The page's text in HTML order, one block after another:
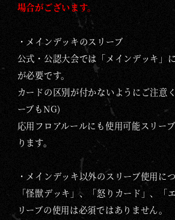
場合がございます。
・メインデッキのスリーブ
公式・公認大会では「メインデッキ」
が必要です。
カードの区別が付かないようにご注意
ーブもNG)
応用フロアルールにも使用可能スリー
ります。
・メインデッキ以外のスリーブ使用に
「怪獣デッキ」、「怒りカード」、「
リーブの使用は必須ではありません。